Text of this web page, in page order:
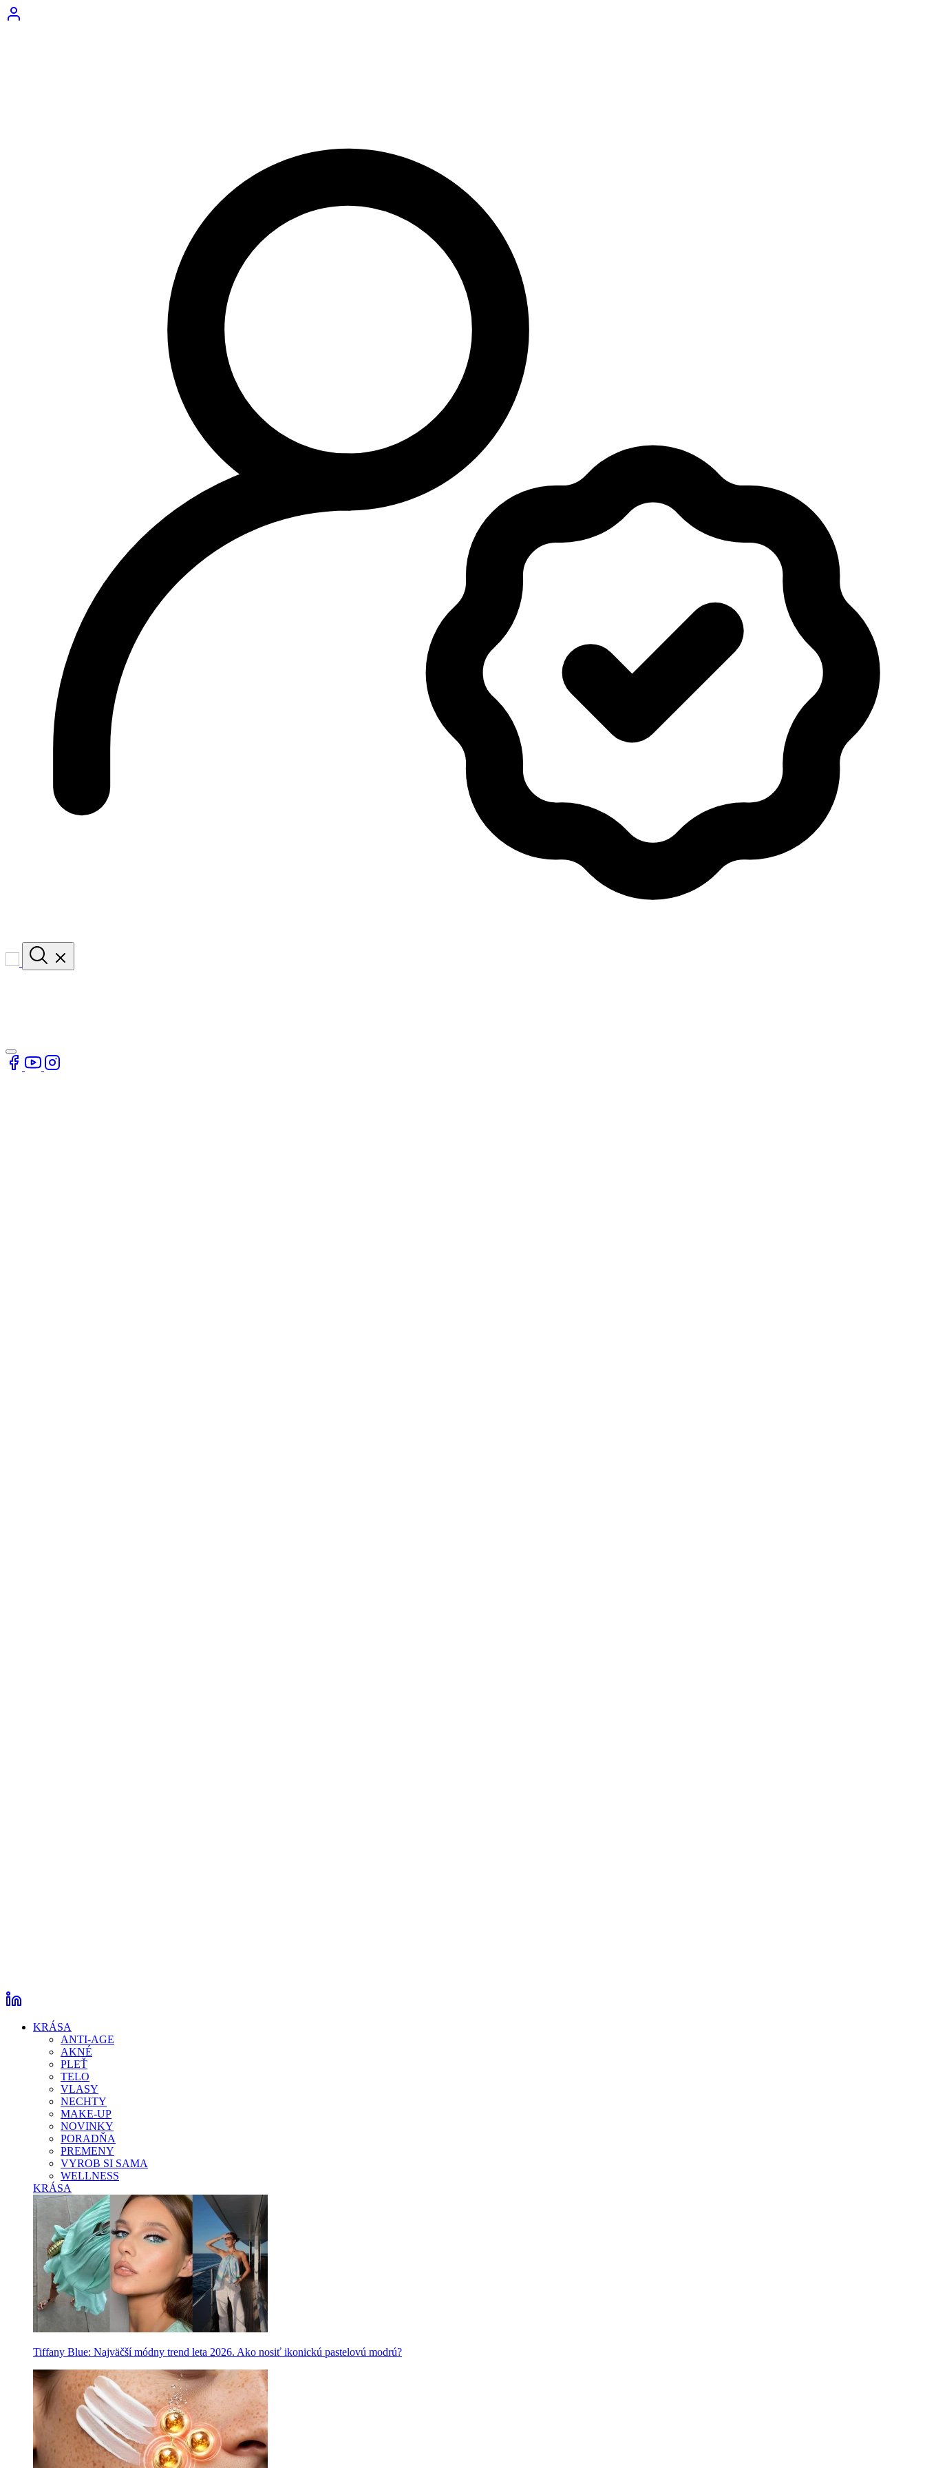
KRÁSA
ANTI-AGE
AKNÉ
PLEŤ
TELO
VLASY
NECHTY
MAKE-UP
NOVINKY
PORADŇA
PREMENY
VYROB SI SAMA
WELLNESS
KRÁSA
Tiffany Blue: Najväčší módny trend leta 2026. Ako nosiť ikonickú pastelovú modrú?